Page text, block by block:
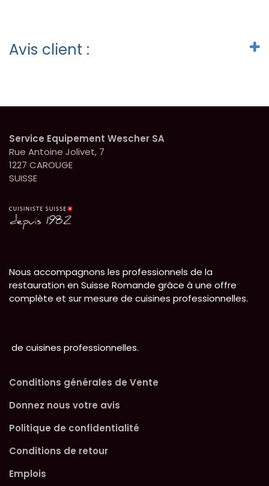
Avis client :
Service Equipement Wescher SA
Rue Antoine Jolivet, 7
1227 CAROUGE
SUISSE
Nous accompagnons les professionnels de la
restauration en Suisse Romande grâce à une offre
complète et sur mesure de cuisines professionnelles.
de cuisines professionnelles.
Conditions générales de Vente
Donnez nous votre avis
Politique de confidentialité
Conditions de retour
Emplois